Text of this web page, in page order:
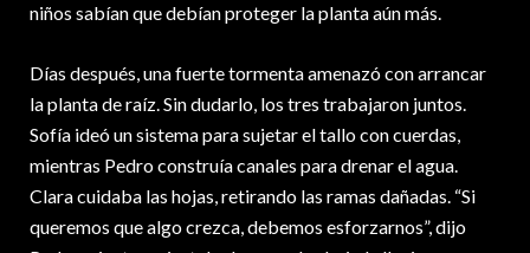
niños sabían que debían proteger la planta aún más.
Días después, una fuerte tormenta amenazó con arrancar
la planta de raíz. Sin dudarlo, los tres trabajaron juntos.
Sofía ideó un sistema para sujetar el tallo con cuerdas,
mientras Pedro construía canales para drenar el agua.
Clara cuidaba las hojas, retirando las ramas dañadas. “Si
queremos que algo crezca, debemos esforzarnos”, dijo